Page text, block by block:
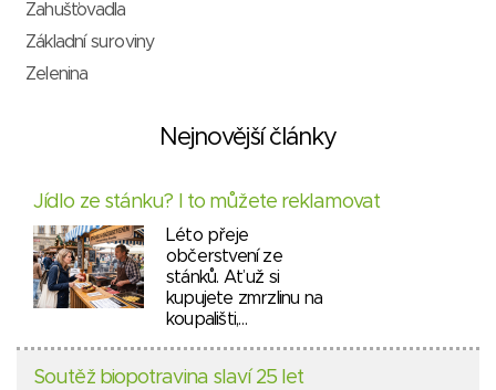
Zahušťovadla
Základní suroviny
Zelenina
Nejnovější články
Jídlo ze stánku? I to můžete reklamovat
Léto přeje
občerstvení ze
stánků. Ať už si
kupujete zmrzlinu na
koupališti,…
Soutěž biopotravina slaví 25 let